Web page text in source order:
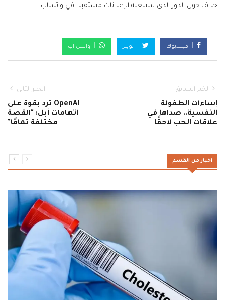
خلاف حول الدور الذي ستلعبه الإعلانات مستقبلا في واتساب.
فيسبوك تويتر واتس اب
الخبر السابق
إساءات الطفولة
النفسية.. صداها في
علاقات الحب لاحقًا
الخبر التالي
OpenAI ترد بقوة على
اتهامات أبل: "القصة
مختلفة تمامًا"
اخبار من القسم